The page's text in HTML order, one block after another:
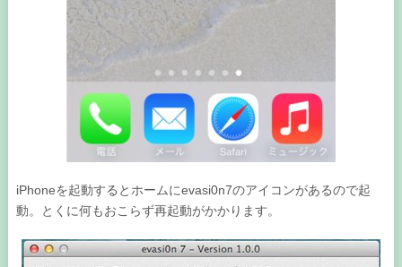
iPhoneを起動するとホームにevasi0n7のアイコンがあるので起
動。とくに何もおこらず再起動がかかります。